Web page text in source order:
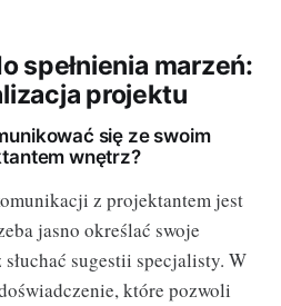
spełnienia marzeń:
projektu
się ze swoim
wnętrz?
z projektantem jest
jasno określać swoje
sugestii specjalisty. W
które pozwoli